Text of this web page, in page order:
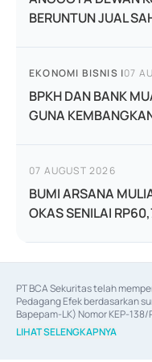
BERUNTUN JUAL
EKONOMI BISNIS |07
BPKH DAN BANK
GUNA
07 AUGUST 2026
BUMI ARSANA
OKAS SENILAI
PT BCA Sekuritas telah
Pedagang Efek berdasarkan
Bapepam-LK) Nomor KEP-
06/D.04/2014 tanggal 28
Efek berdasarkan surat
LIHAT SELENGKAPNYA